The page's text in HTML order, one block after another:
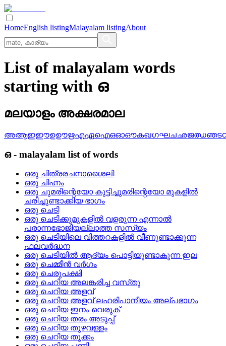
HomeEnglish listingMalayalam listingAbout
List of malayalam words
starting with ഒ
മലയാളം അക്ഷരമാല
അആഇഈഉഊഋഎഏഐഒഓഔകഖഗഘചഛജഝഞട
ഒ- malayalam list of words
ഒരു ചിത്രരചനാശൈലി
ഒരു ചിഹ്നം
ഒരു ചുമരിന്റെയോ കുട്ടിച്ചുമരിന്റെയോ മുകളില്‍
ചരിച്ചുണ്ടാക്കിയ ഭാഗം
ഒരു ചെടി
ഒരു ചെടിക്കുമുകളില്‍ വളരുന്ന എന്നാല്‍
പരാന്നഭോജിയല്ലാത്ത സസ്യം
ഒരു ചെടിയിലെ വിത്തറകളില്‍ വീണുണ്ടാക്കുന്ന
ഫലവര്‍ദ്ധന
ഒരു ചെടിയില്‍ ആദ്യം പൊട്ടിയുണ്ടാകുന്ന ഇല
ഒരു ചെമ്മീൻ വര്‍ഗം
ഒരു ചെരുപക്ഷി
ഒരു ചെറിയ അലങ്കരിച്ച വസ്‌തു
ഒരു ചെറിയ അളവ്
ഒരു ചെറിയ അളവ് ലഹരിപാനീയം അല്പഭാഗം
ഒരു ചെറിയ ഇനം വെരുക്
ഒരു ചെറിയ തരം അടുപ്പ്
ഒരു ചെറിയ തുഴവള്ളം
ഒരു ചെറിയ തൂക്കം